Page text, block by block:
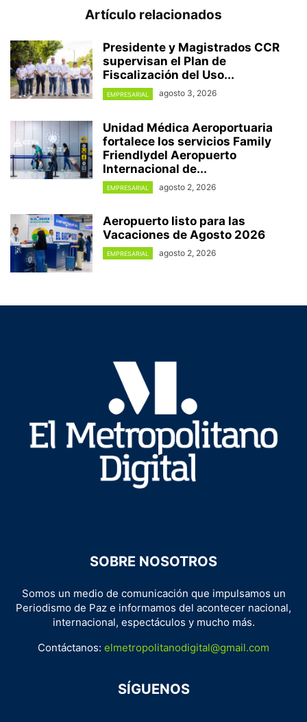
Artículo relacionados
Presidente y Magistrados CCR
supervisan el Plan de
Fiscalización del Uso...
EMPRESARIAL agosto 3, 2026
Unidad Médica Aeroportuaria
fortalece los servicios Family
Friendlydel Aeropuerto
Internacional de...
EMPRESARIAL agosto 2, 2026
Aeropuerto listo para las
Vacaciones de Agosto 2026
EMPRESARIAL agosto 2, 2026
SOBRE NOSOTROS
Somos un medio de comunicación que impulsamos un
Periodismo de Paz e informamos del acontecer nacional,
internacional, espectáculos y mucho más.
Contáctanos: elmetropolitanodigital@gmail.com
SÍGUENOS